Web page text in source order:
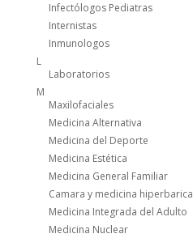
Infectólogos Pediatras
Internistas
Inmunologos
L
Laboratorios
M
Maxilofaciales
Medicina Alternativa
Medicina del Deporte
Medicina Estética
Medicina General Familiar
Camara y medicina hiperbarica
Medicina Integrada del Adulto
Medicina Nuclear